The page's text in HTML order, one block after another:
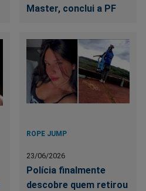
Master, conclui a PF
ROPE JUMP
23/06/2026
Polícia finalmente
descobre quem retirou